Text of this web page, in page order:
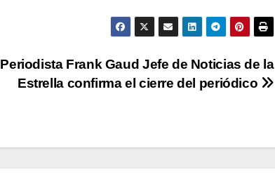
Periodista Frank Gaud Jefe de Noticias de la
Estrella confirma el cierre del periódico